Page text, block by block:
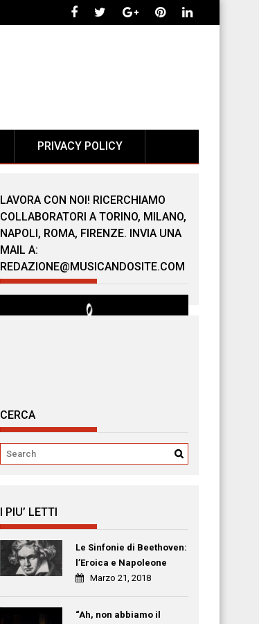
PRIVACY POLICY
LAVORA CON NOI! RICERCHIAMO
COLLABORATORI A TORINO, MILANO,
NAPOLI, ROMA, FIRENZE. INVIA UNA
MAIL A:
REDAZIONE@MUSICANDOSITE.COM
CERCA
I PIU’ LETTI
Le Sinfonie di Beethoven:
l’Eroica e Napoleone
Marzo 21, 2018
“Ah, non abbiamo il